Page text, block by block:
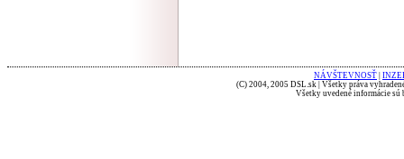
NÁVŠTEVNOSŤ
(C) 2004, 2005 DSL.sk | Všetky práva
Všetky uvedené informácie sú